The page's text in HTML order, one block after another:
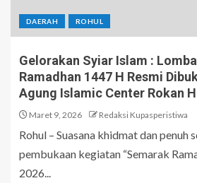
DAERAH ROHUL
Gelorakan Syiar Islam :
Ramadhan 1447 H Resmi
Agung Islamic Center Rokan
Maret 9, 2026 Redaksi Kupasperistiwa
Rohul – Suasana khidmat dan penuh
pembukaan kegiatan “Semarak
2026...